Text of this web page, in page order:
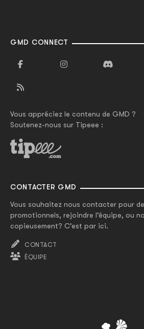
GMD CONNECT
Vous appréciez le contenu de GMD ?
Soutenez-nous sur Tipeee :
CONTACTER GMD
Vous souhaitez nous contacter pour
promotionnels, rejoindre l'équipe, ou
copieusement? C'est par ici.
CONTACT
ÉQUIPE